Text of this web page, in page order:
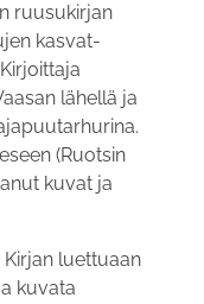
ruusukirjan
kasvat­
lähellä ja
(Ruotsin
kuvat ja
luettuaan
kuvata